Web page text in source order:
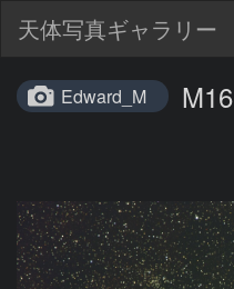
天体写真ギャラリー
Edward_M M16